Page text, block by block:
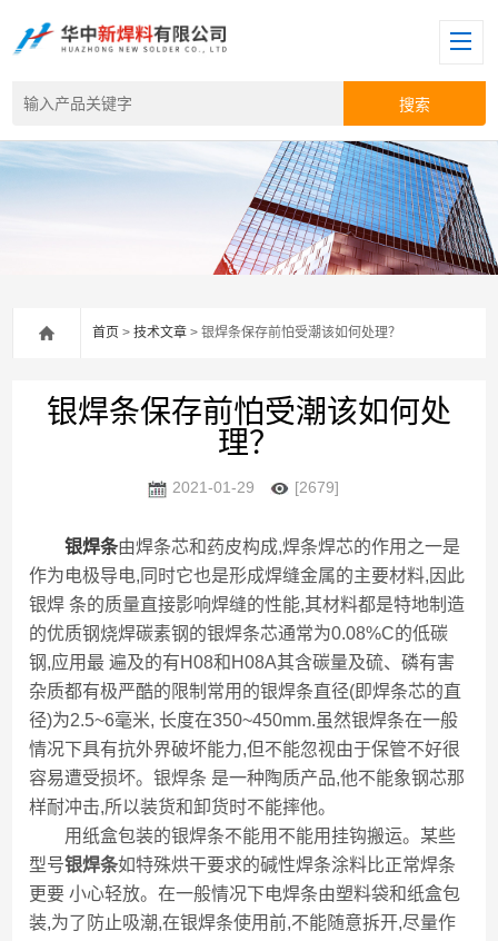
首页 >技术文章 > 银焊条保存前怕受潮该如何处理？
银焊条保存前怕受潮该如何处
理？
2021-01-29 [2679]
银焊条由焊条芯和药皮构成,焊条焊芯的作用之一是
作为电极导电,同时它也是形成焊缝金属的主要材料,因此
银焊 条的质量直接影响焊缝的性能,其材料都是特地制造
的优质钢烧焊碳素钢的银焊条芯通常为0.08%C的低碳
钢,应用最 遍及的有H08和H08A其含碳量及硫、磷有害
杂质都有极严酷的限制常用的银焊条直径(即焊条芯的直
径)为2.5~6毫米, 长度在350~450mm.虽然银焊条在一般
情况下具有抗外界破坏能力,但不能忽视由于保管不好很
容易遭受损坏。银焊条 是一种陶质产品,他不能象钢芯那
样耐冲击,所以装货和卸货时不能摔他。
用纸盒包装的银焊条不能用不能用挂钩搬运。某些
型号银焊条如特殊烘干要求的碱性焊条涂料比正常焊条
更要 小心轻放。在一般情况下电焊条由塑料袋和纸盒包
装,为了防止吸潮,在银焊条使用前,不能随意拆开,尽量作